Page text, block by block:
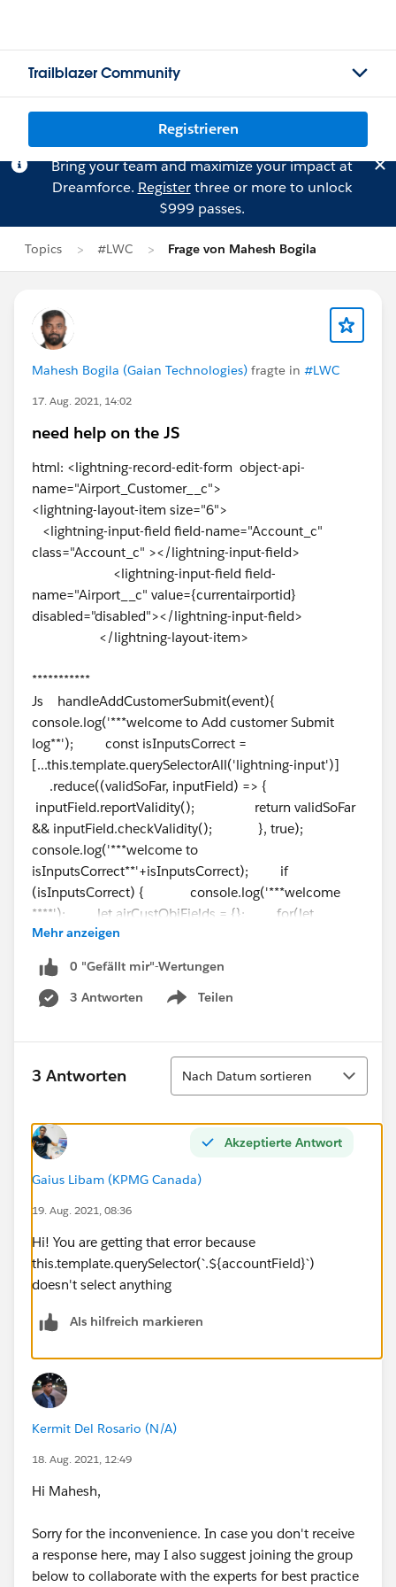
Trailblazer Community
Registrieren
Bring your team and maximize your impact at
Dreamforce. Registerthree or more to unlock
$999 passes.
Topics #LWC Frage von Mahesh Bogila
Mahesh Bogila (Gaian Technologies) fragte in #LWC
17. Aug. 2021, 14:02
need help on the JS
html: <lightning-record-edit-form object-api-
name="Airport_Customer__c">
<lightning-layout-item size="6">
<lightning-input-field field-name="Account_c"
class="Account_c" ></lightning-input-field>
<lightning-input-field field-
name="Airport__c" value={currentairportid}
disabled="disabled"></lightning-input-field>
</lightning-layout-item>
***********
Js handleAddCustomerSubmit(event){
console.log('***welcome to Add customer Submit
log**'); const isInputsCorrect =
[...this.template.querySelectorAll('lightning-input')]
.reduce((validSoFar, inputField) => {
inputField.reportValidity(); return validSoFar
&& inputField.checkValidity(); }, true);
console.log('***welcome to
isInputsCorrect**'+isInputsCorrect); if
(isInputsCorrect) { console.log('***welcome
****'); let airCustObjFields = {}; for(let
accountField of this.formFields){ let
accountFieldValue =
this.template.querySelector(`.${accountField}`).value;
airCustObjFields[accountField] =
this.addCustomerDetails.acCustRec =
airCustObjFields; this.addCustomerDetails.airprtId
= this.currentairportid;
************
#Salesforce Developer
Mehr anzeigen
0 "Gefällt mir"-Wertungen
3 Antworten
Teilen
Show menu
3 Antworten
Sortieren
Nach Datum sortieren
Akzeptierte Antwort
Gaius Libam (KPMG Canada)
19. Aug. 2021, 08:36
Hi! You are getting that error because
this.template.querySelector(`.${accountField}`)
doesn't select anything
Als hilfreich markieren
Kermit Del Rosario (N/A)
18. Aug. 2021, 12:49
Hi Mahesh,
Sorry for the inconvenience. In case you don't receive
a response here, may I also suggest joining the group
below to collaborate with the experts for best practice